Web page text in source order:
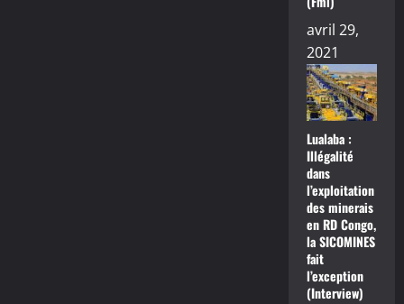
avril 29,
2021
Lualaba :
Illégalité
dans
l’exploitation
des minerais
en RD Congo,
la SICOMINES
fait
l’exception
(Interview)